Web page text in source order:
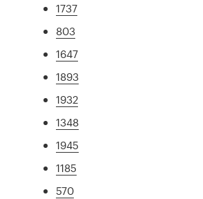
1737
803
1647
1893
1932
1348
1945
1185
570